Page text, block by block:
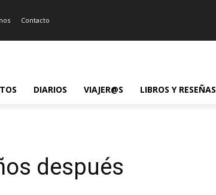
Contacto
DIARIOS VIAJER@S LIBROS Y RESEÑAS
después